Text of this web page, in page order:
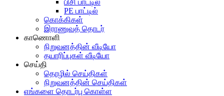
பிசி பாட்டில்
PE பாட்டில்
கொக்கிகள்
இராணுவத் தொடர்
காணொளி
நிறுவனத்தின் வீடியோ
தயாரிப்புகள் வீடியோ
செய்தி
தொழில் செய்திகள்
நிறுவனத்தின் செய்திகள்
எங்களை தொடர்பு கொள்ள